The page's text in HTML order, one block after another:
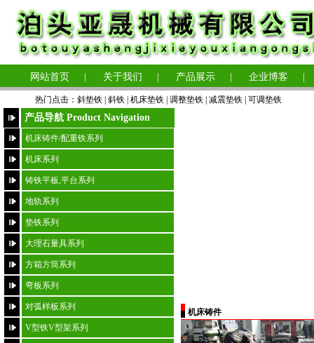
网站首页 关于我们 产品展示 企业博客
热门点击： 斜垫铁 斜铁 | 机床垫铁 调整垫铁 减震垫铁 可调垫铁
产品导航 Product Navigation
机床铸件/配重铁系列
机床系列
铸铁平板,平台系列
地轨系列
垫铁系列
大理石量具系列
方箱方筒系列
弯板系列
对弧样板系列
V型铁V型架系列
机床铸件